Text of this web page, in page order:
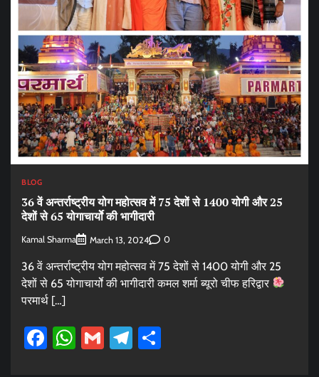
BLOG
36 वें अन्तर्राष्ट्रीय योग महोत्सव में 75 देशों से 1400 योगी और 25
देशों से 65 योगाचार्योे की भागीदारी
Kamal Sharma March 13, 2024 0
36 वें अन्तर्राष्ट्रीय योग महोत्सव में 75 देशों से 1400 योगी और 25
देशों से 65 योगाचार्योे की भागीदारी कमल शर्मा ब्यूरो चीफ हरिद्वार
परमार्थ […]
Facebook
WhatsApp
GmailTelegram